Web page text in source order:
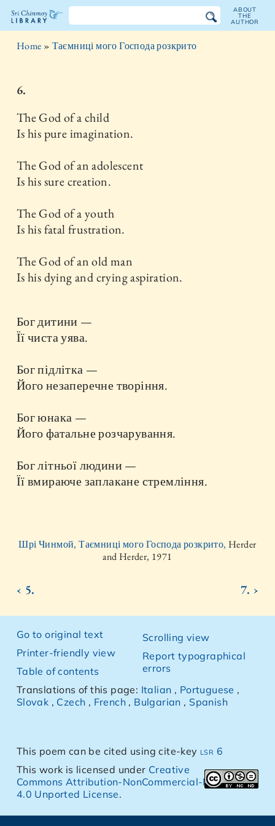
The
Chinmoy
Library
ABOUT
THE
AUTHOR
Home » Таємниці мого Господа розкрито
6.
The God of a child
Is his pure imagination.
The God of an adolescent
Is his sure creation.
The God of a youth
Is his fatal frustration.
The God of an old man
Is his dying and crying aspiration.
Бог дитини —
Її чиста уява.
Бог підлітка —
Його незаперечне творіння.
Бог юнака —
Його фатальне розчарування.
Бог літньої людини —
Її вмираюче заплакане стремління.
Шрі Чинмой, Таємниці мого Господа розкрито,Herder
and Herder, 1971
‹ 5. 7. ›
Go to original text
Printer-friendly view
Table of contents
Scrolling view
Report typographical
errors
Translations of this page: Italian , Portuguese ,
Slovak , Czech , French , Bulgarian , Spanish
This poem can be cited using cite-key lsr 6
This work is licensed under Creative
Commons Attribution-NonCommercial-NoDerivs
4.0 Unported License.